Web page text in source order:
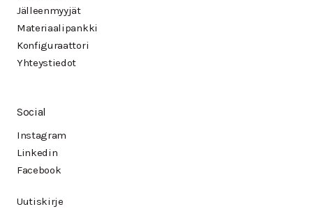
Jälleenmyyjät
Materiaalipankki
Konfiguraattori
Yhteystiedot
Social
Instagram
Linkedin
Facebook
Uutiskirje